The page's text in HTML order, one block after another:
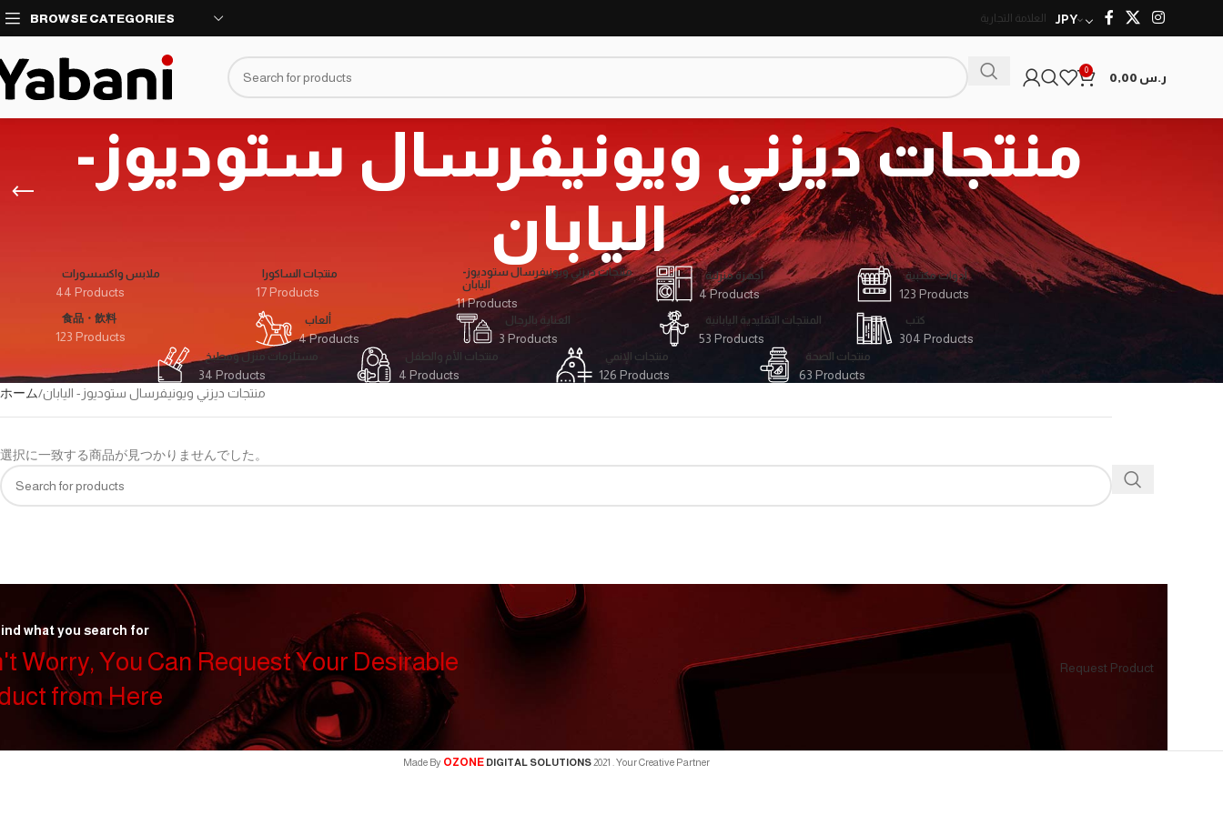
BROWSE CATEGORIES العلامة التجارية JPY
0
ر.س
منتجات ديزني ويونيفرسال ستوديوز-
اليابان
ملابس واكسسورات
44 Products
منتجات الساكورا
17 Products
منتجات ديزني ويونيفرسال ستوديوز-
اليابان
11 Products
أجهزة منزلية
4 Products
أدوات مكتبية
123 Products
食品・飲料
123 Products
ألعاب
4 Products
العناية بالرجال
3 Products
المنتجات التقليدية اليابانية
53 Products
كتب
304 Products
مستلزمات منزل ومطبخ
34 Products
منتجات الأم والطفل
4 Products
منتجات الإنمي
126 Products
منتجات الصحة
63 Products
ホーム منتجات ديزني ويونيفرسال ستوديوز- اليابان
選択に一致する商品が見つかりませんでした。
what you search for
Worry, You Can Request Your Desirable
from Here
Request Product
Made By OZONE DIGITAL SOLUTIONS2021 . Your Creative Partner